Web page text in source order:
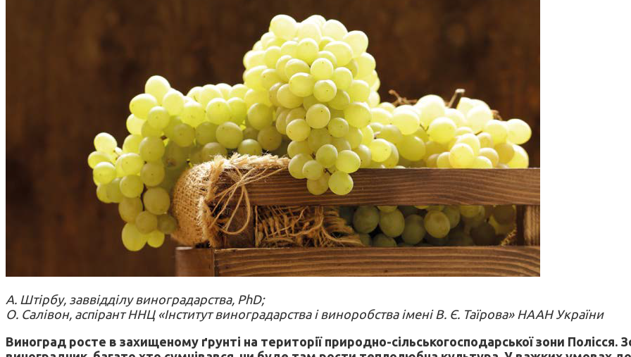
А. Штірбу, заввідділу виноградарства, PhD;
О. Салівон, аспірант ННЦ «Інститут виноградарства і виноробства імені В. Є. Таїрова» НААН України
Виноград росте в захищеному ґрунті на території природно-сільськогосподарської зони